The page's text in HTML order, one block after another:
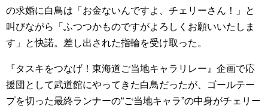
の求婚に白鳥は「お金ないんですよ、チェリーさん！」と
叫びながら「ふつつかものですがよろしくお願いいたしま
す」と快諾。差し出された指輪を受け取った。
『タスキをつなげ！東海道ご当地キャラリレー』企画で応
援団として武道館にやってきた白鳥だったが、ゴールテー
プを切った最終ランナーの“ご当地キャラ”の中身がチェリー